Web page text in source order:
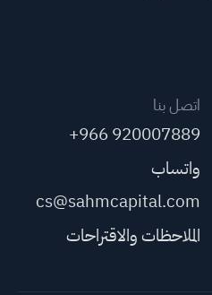
اتصل بنا
+966 920007889
واتساب
cs@sahmcapital.com
الملاحظات والاقتراحات